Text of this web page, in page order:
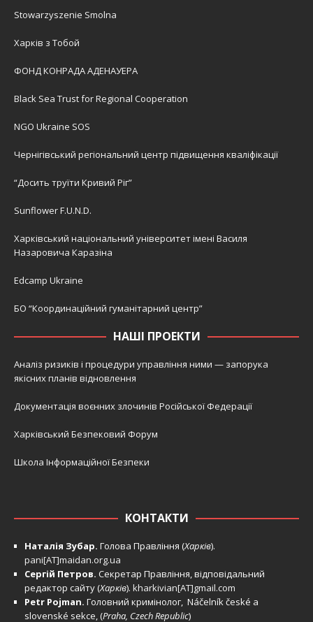
Stowarzyszenie Smolna
Харків з Тобой
ФОНД КОНРАДА АДЕНАУЕРА
Black Sea Trust for Regional Cooperation
NGO Ukraine SOS
Чернігівський регіональний центр підвищення кваліфікації
“Досить труїти Кривий Ріг”
Sunflower F.U.N.D.
Харківський національний університет імені Василя
Назаровича Каразіна
Edcamp Ukraine
БО “Координаційний гуманітарний центр”
НАШІ ПРОЕКТИ
Аналіз ризиків і процедури управління ними — запорука
якісних планів відновлення
Документація воєнних злочинів Російської Федерації
Харківський Безпековий Форум
Школа Інформаційної Безпеки
КОНТАКТИ
Наталія Зубар. Голова Правління (Харків).
pani[AT]maidan.org.ua
Сергій Петров. Секретар Правління, відповідальний
редактор сайту (Харків). kharkivian[AT]gmail.com
Petr Pojman. Головний кримінолог, Náčelník české a
slovenské sekce, (Praha, Czech Republic)